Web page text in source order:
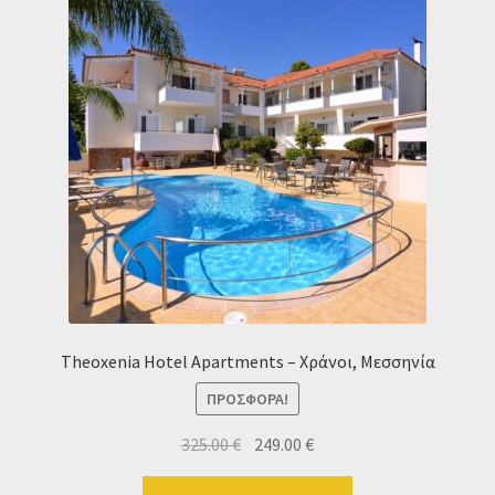
Theoxenia Hotel Apartments – Χράνοι, Μεσσηνία
ΠΡΟΣΦΟΡΆ!
325.00€ Original
249.00€Η